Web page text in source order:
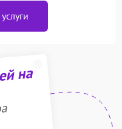
на